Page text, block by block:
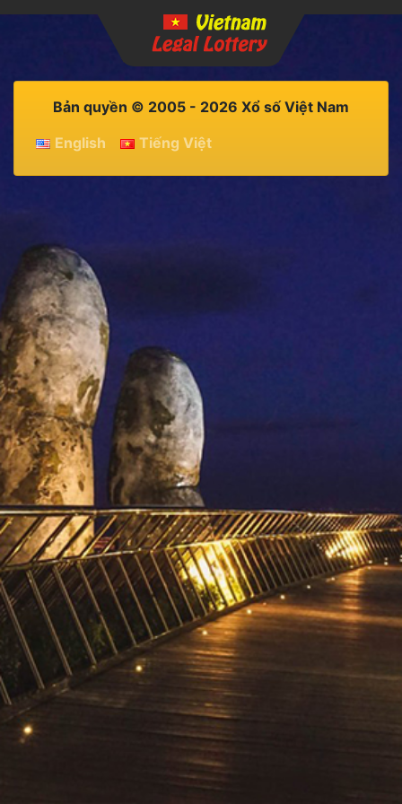
Bản quyền © 2005 - 2026 Xổ số Việt Nam
English
Tiếng Việt